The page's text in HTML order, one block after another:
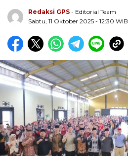
Redaksi GPS - Editorial Team
Sabtu, 11 Oktober 2025 - 12:30 WIB